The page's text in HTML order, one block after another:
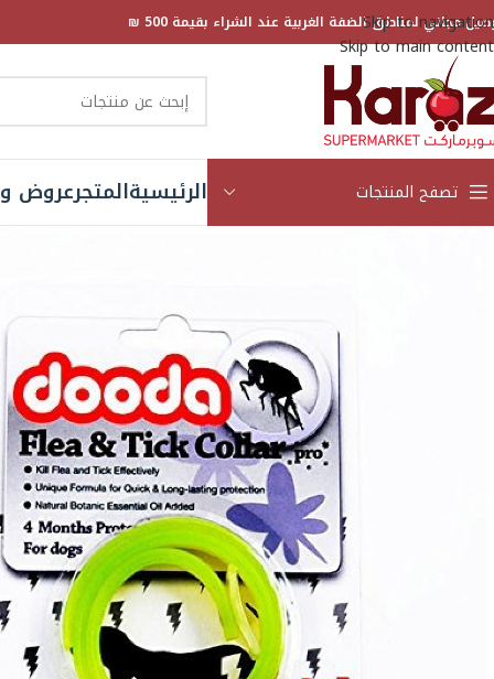
Skip to navigation
Skip to main content
مجاني لمناطق الضفة الغربية عند الشراء بقيمة 500 ₪
تصفح المنتجات الرئيسيةالمتجرعروض